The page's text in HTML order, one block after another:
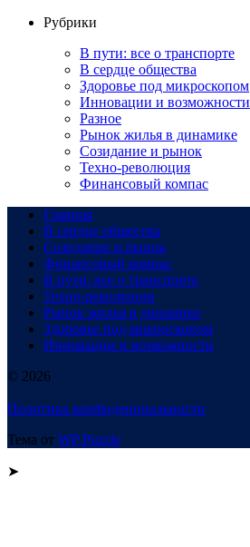
Рубрики
В пути: все о транспорте
В сердце общества
Здоровье под микроскопом
Инновации и возможности
Разное
Рынок жилья в динамике
Созидание и рынок
Техно-революция
Финансовый компас
Главная
В сердце общества
Созидание и рынок
Финансовый компас
В пути: все о транспорте
Техно-революция
Рынок жилья в динамике
Здоровье под микроскопом
Инновации и возможности
© 2026
Политика конфиденциальности
Тема от WP Puzzle
➤